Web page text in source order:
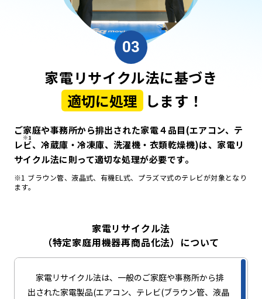
03
家電リサイクル法に基づき
適切に処理 します！
ご家庭や事務所から排出された家電４品目(エアコン、テ
レビ、冷蔵庫・冷凍庫、洗濯機・衣類乾燥機)は、家電リ
サイクル法に則って適切な処理が必要です。
※1 ブラウン管、液晶式、有機EL式、プラズマ式のテレビが対象となり
ます。
家電リサイクル法
（特定家庭用機器再商品化法）について
家電リサイクル法は、一般のご家庭や事務所から排
出された家電製品(エアコン、テレビ(ブラウン管、液晶